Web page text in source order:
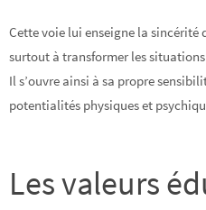
Cette voie lui enseigne la sincérité
surtout à transformer les
Il s’ouvre ainsi à sa propre
potentialités physiques et
Les valeurs